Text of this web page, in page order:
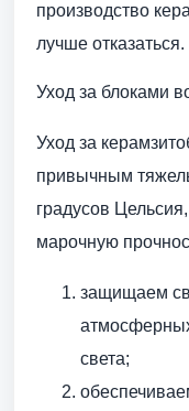
производство
лучше отказаться.
Уход за блоками
Уход за
привычным
градусов
марочную
защищаем
света;